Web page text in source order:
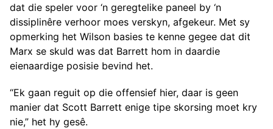
dat die speler voor ‘n geregtelike paneel by ‘n
dissiplinêre verhoor moes verskyn, afgekeur. Met sy
opmerking het Wilson basies te kenne gegee dat dit
Marx se skuld was dat Barrett hom in daardie
eienaardige posisie bevind het.
“Ek gaan reguit op die offensief hier, daar is geen
manier dat Scott Barrett enige tipe skorsing moet kry
nie,” het hy gesê.